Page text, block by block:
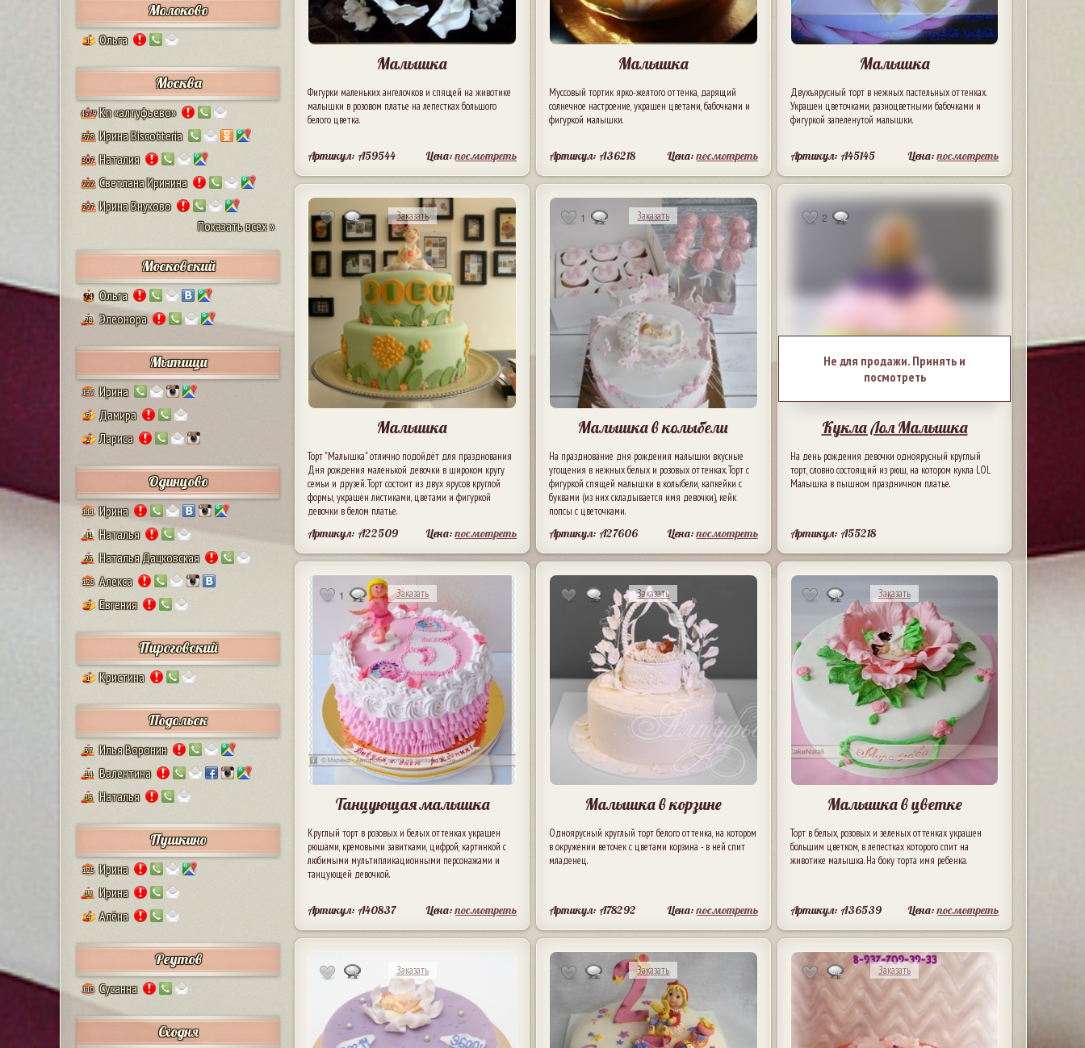
Молоково
1 Ольга
Москва
4579 Кп «алтуфьево»
378 Ирина Biscotteria
307 Наталия
222 Светлана Иринина
297 Ирина Внуково
Показать всех »
Московский
74 Ольга
28 Элеонора
Мытищи
132 Ирина
9 Дамира
2 Лариса
Одинцово
111 Ирина
41 Наталья
25 Наталья Дацковская
128 Алекса
2 Евгения
Пироговский
1 Кристина
Подольск
37 Илья Воронин
14 Валентина
13 Наталья
Пушкино
125 Ирина
12 Ирина
4 Алёна
Реутов
110 Сусанна
Сходня
Малышка
Фигурки маленьких ангелочков и спящей на животике
малышки в розовом платье на лепестках большого
белого цветка.
Артикул: A59544 Цена:посмотреть
Малышка
Муссовый тортик ярко-желтого оттенка, дарящий
солнечное настроение, украшен цветами, бабочками и
фигуркой малышки.
Артикул: A36218 Цена:посмотреть
Малышка
Двухъярусный торт в нежных пастельных оттенках.
Украшен цветочками, разноцветными бабочками и
фигуркой запеленутой малышки.
Артикул: A45145 Цена:посмотреть
Заказать
Малышка
Торт "Малышка" отлично подойдёт для празднования
Дня рождения маленькой девочки в широком кругу
семьи и друзей. Торт состоит из двух ярусов круглой
формы, украшен листиками, цветами и фигуркой
девочки в белом платье.
Артикул: A22509 Цена:посмотреть
1 Заказать
Малышка в колыбели
На празднование дня рождения малышки вкусные
угощения в нежных белых и розовых оттенках. Торт с
фигуркой спящей малышки в колыбели, капкейки с
буквами (из них складывается имя девочки), кейк
попсы с цветочками.
Артикул: A27606 Цена:посмотреть
2
Не для продажи. Принять и
посмотреть
Кукла Лол Малышка
На день рождения девочки одноярусный круглый
торт, словно состоящий из рюш, на котором кукла LOL
Малышка в пышном праздничном платье.
Артикул: A55218
1 Заказать
Танцующая малышка
Круглый торт в розовых и белых оттенках украшен
рюшами, кремовыми завитками, цифрой, картинкой с
любимыми мультипликационными персонажами и
танцующей девочкой.
Артикул: A40837 Цена:посмотреть
Заказать
Малышка в корзине
Одноярусный круглый торт белого оттенка, на котором
в окружении веточек с цветами корзина - в ней спит
младенец.
Артикул: A78292 Цена:посмотреть
Заказать
Малышка в цветке
Торт в белых, розовых и зеленых оттенках украшен
большим цветком, в лепестках которого спит на
животике малышка. На боку торта имя ребенка.
Артикул: A36539 Цена:посмотреть
Заказать Заказать Заказать